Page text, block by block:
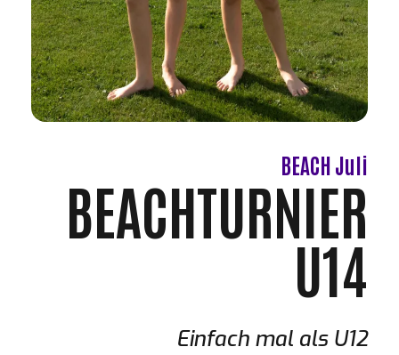
BEACH Juli
BEACHTURNIER
U14
Einfach mal als U12